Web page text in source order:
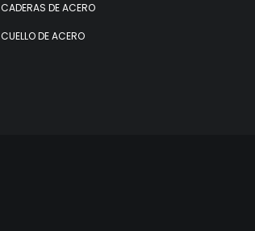
CADERAS DE ACERO
CUELLO DE ACERO